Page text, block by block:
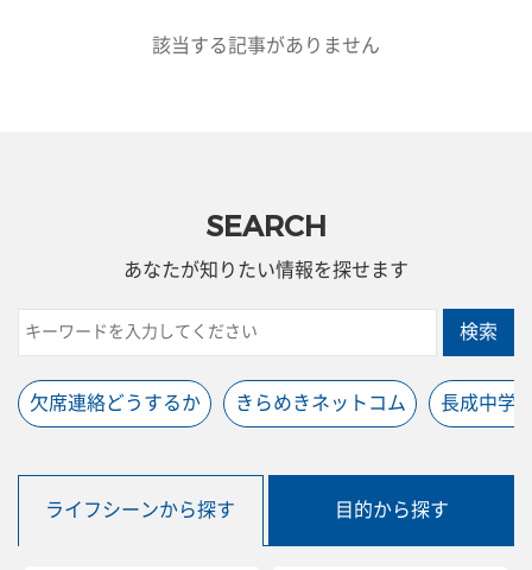
該当する記事がありません
SEARCH
あなたが知りたい情報を探せます
検索
欠席連絡どうするか きらめきネットコム 長成中学
ライフシーンから探す 目的から探す